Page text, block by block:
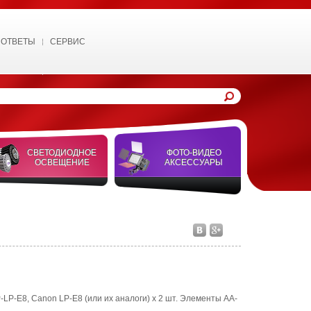
СЕРВИС
СВЕТОДИОДНОЕ
ОСВЕЩЕНИЕ
ФОТО-ВИДЕО
АКСЕССУАРЫ
LP-E8, Canon LP-E8 (или их аналоги) х 2 шт. Элементы АА-